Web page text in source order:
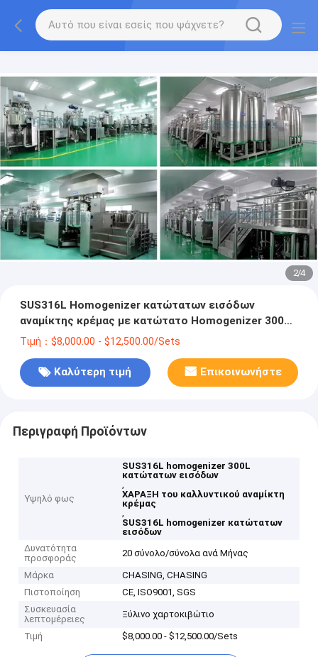
2/4
SUS316L Homogenizer κατώτατων εισόδων
αναμίκτης κρέμας με κατώτατο Homogenizer 300
λίτρα
Τιμή：$8,000.00 - $12,500.00/Sets
Καλύτερη τιμή Επικοινωνήστε
Περιγραφή Προϊόντων
Υψηλό φως
SUS316L homogenizer 300L
κατώτατων εισόδων
,
ΧΑΡΑΞΗ του καλλυντικού αναμίκτη
κρέμας
,
SUS316L homogenizer κατώτατων
εισόδων
Δυνατότητα
προσφοράς
20 σύνολο/σύνολα ανά Μήνας
Μάρκα
CHASING, CHASING
Πιστοποίηση
CE, ISO9001, SGS
Συσκευασία
λεπτομέρειες
Ξύλινο χαρτοκιβώτιο
Τιμή $8,000.00 - $12,500.00/Sets